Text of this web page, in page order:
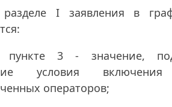
I заявления в
3 - значение,
условия
операторов;